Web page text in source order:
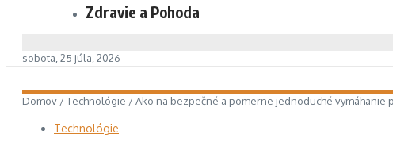
Zdravie a Pohoda
sobota, 25 júla, 2026
Domov /Technológie /Ako na bezpečné a pomerne jednoduché vymáhanie
Technológie